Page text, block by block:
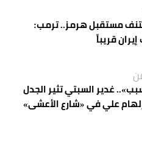
مستقبل هرمز.. ترمب:
قريباً
غدير السبتي تثير الجدل
علي في «شارع الأعشى»